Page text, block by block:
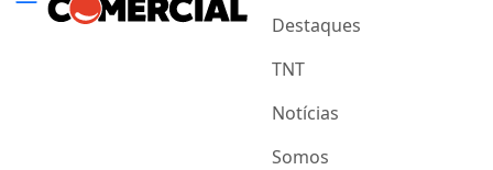
Destaques
TNT
Notícias
Somos